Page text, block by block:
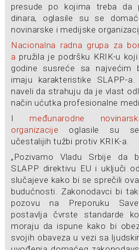
presude po kojima treba da
dinara, oglasile su se
novinarske i medijske
Nacionalna radna grupa za
a pružila je podršku KRIK-u
godine susreće sa najvećim
imaju karakteristike SLAPP-
naveli da strahuju da je vlast
način ućutka profesionalne
I međunarodne
organizacije oglasile su
učestalijih tužbi protiv KRIK-a.
„Pozivamo Vladu Srbije da
SLAPP direktivu EU i uključi
slučajeve kako bi se sprečili
budućnosti. Zakonodavci bi
pozovu na Preporuku
postavlja čvrste standarde
moraju da ispune kako bi
svojih obaveza u vezi sa